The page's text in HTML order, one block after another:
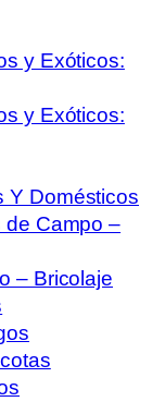
y Exóticos:
y Exóticos:
Y Domésticos
de Campo –
– Bricolaje